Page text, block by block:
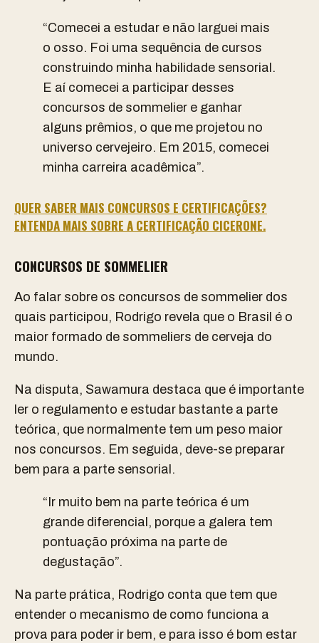
“Comecei a estudar e não larguei mais
o osso. Foi uma sequência de cursos
construindo minha habilidade sensorial.
E aí comecei a participar desses
concursos de sommelier e ganhar
alguns prêmios, o que me projetou no
universo cervejeiro. Em 2015, comecei
minha carreira acadêmica”.
QUER SABER MAIS CONCURSOS E CERTIFICAÇÕES?
ENTENDA MAIS SOBRE A CERTIFICAÇÃO CICERONE.
CONCURSOS DE SOMMELIER
Ao falar sobre os concursos de sommelier dos
quais participou, Rodrigo revela que o Brasil é o
maior formado de sommeliers de cerveja do
mundo.
Na disputa, Sawamura destaca que é importante
ler o regulamento e estudar bastante a parte
teórica, que normalmente tem um peso maior
nos concursos. Em seguida, deve-se preparar
bem para a parte sensorial.
“Ir muito bem na parte teórica é um
grande diferencial, porque a galera tem
pontuação próxima na parte de
degustação”.
Na parte prática, Rodrigo conta que tem que
entender o mecanismo de como funciona a
prova para poder ir bem, e para isso é bom estar